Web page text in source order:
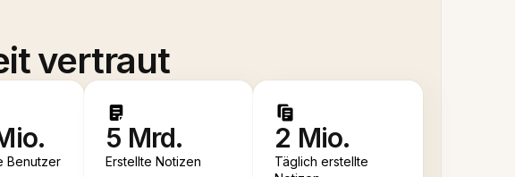
vertraut
Benutzer
5 Mrd.
Erstellte Notizen
2 Mio.
Täglich erstellte